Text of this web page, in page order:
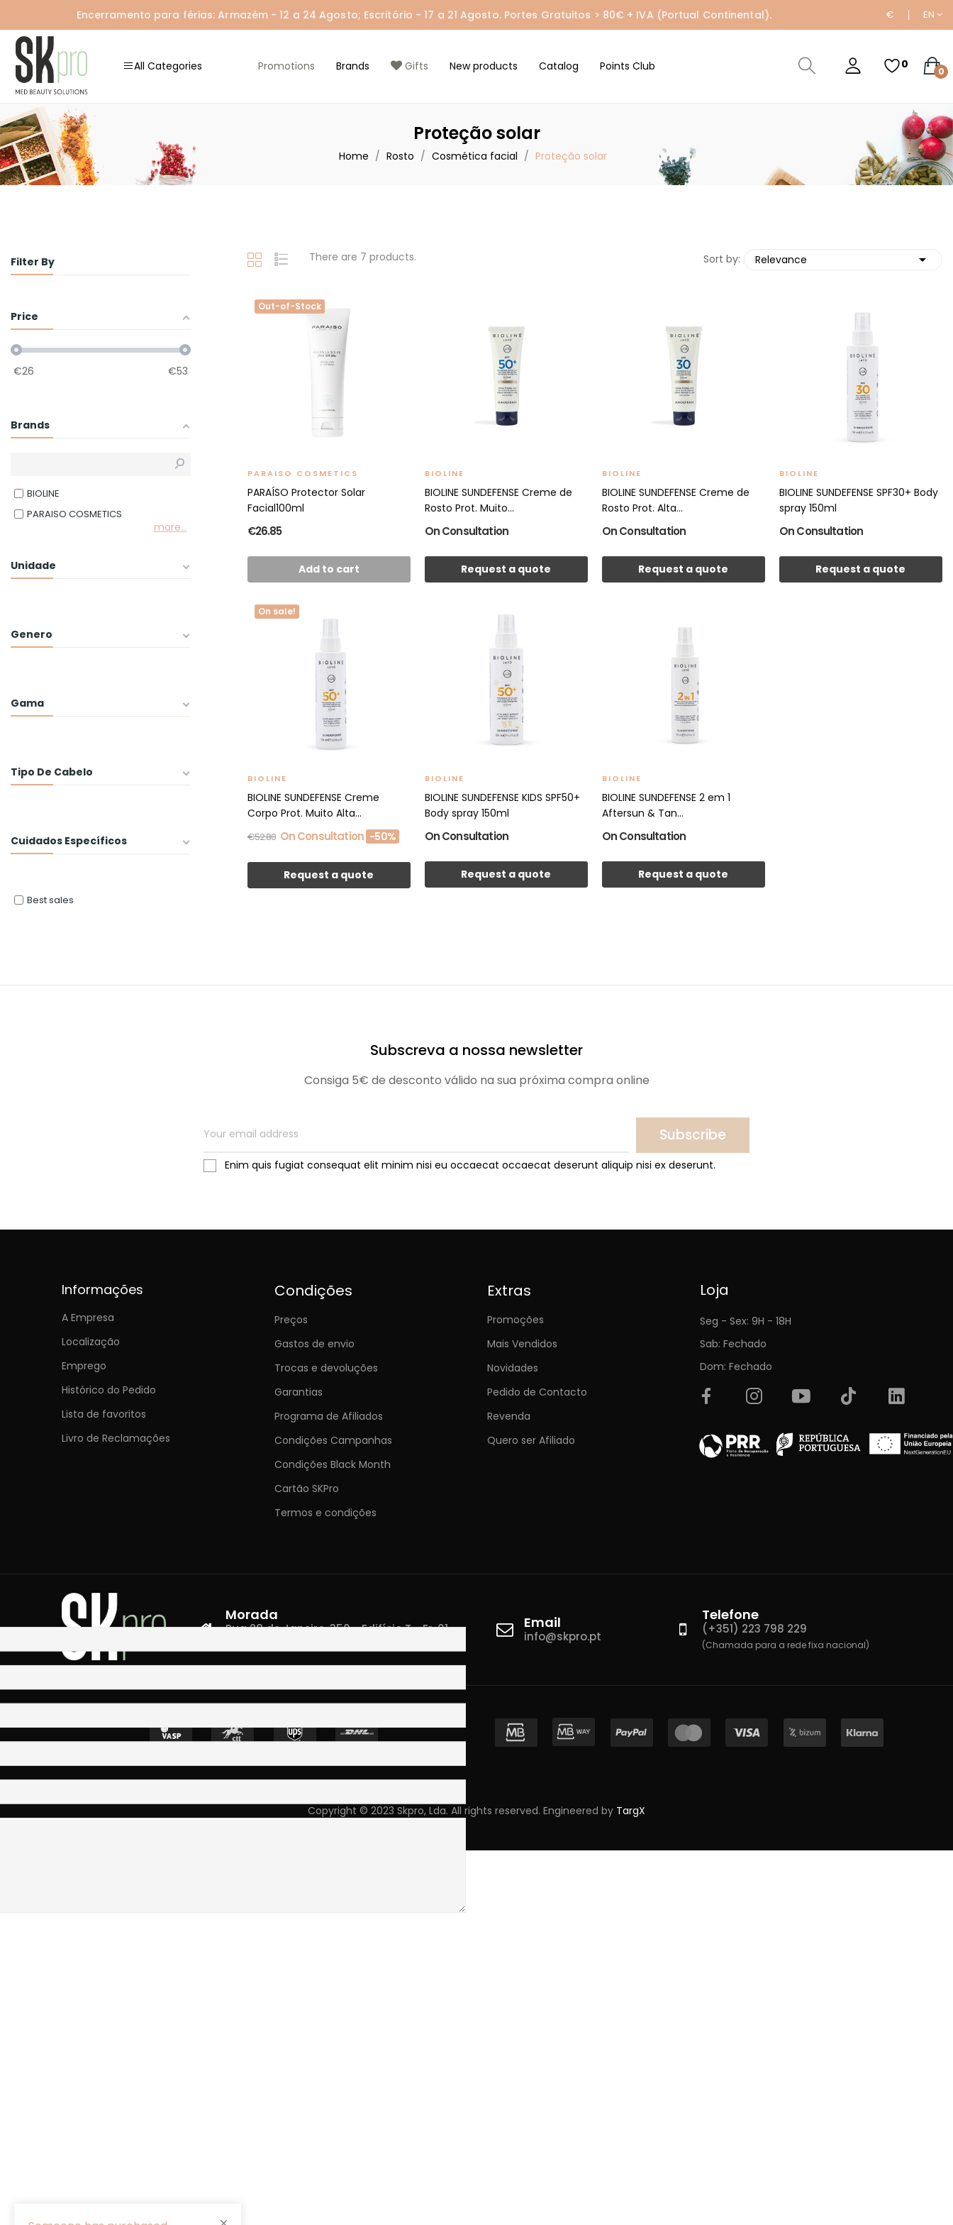
Encerramento para férias: Armazém - 12 a 24 Agosto; Escritório - 17 a 21 Agosto. Portes Gratuitos > 80€ + IVA (Portual Continental). € EN
All Categories Promotions Brands Gifts New products Catalog Points Club 0
0
Proteção solar
Home Rosto Cosmética facial Proteção solar
Filter By
Price
€26 €53
Brands
BIOLINE
PARAISO COSMETICS
more...
Unidade
Genero
Gama
Tipo De Cabelo
Cuidados Específicos
Best sales
There are 7 products. Sort by: Relevance 
Out-of-Stock
PARAISO COSMETICS
PARAÍSO Protector Solar
Facial100ml
€26.85
Add to cart
BIOLINE
BIOLINE SUNDEFENSE Creme de
Rosto Prot. Muito...
On Consultation
Request a quote
BIOLINE
BIOLINE SUNDEFENSE Creme de
Rosto Prot. Alta...
On Consultation
Request a quote
BIOLINE
BIOLINE SUNDEFENSE SPF30+ Body
spray 150ml
On Consultation
Request a quote
On sale!
BIOLINE
BIOLINE SUNDEFENSE Creme
Corpo Prot. Muito Alta...
€52.80 On Consultation -50%
Request a quote
BIOLINE
BIOLINE SUNDEFENSE KIDS SPF50+
Body spray 150ml
On Consultation
Request a quote
BIOLINE
BIOLINE SUNDEFENSE 2 em 1
Aftersun & Tan...
On Consultation
Request a quote
Subscreva a nossa newsletter
Consiga 5€ de desconto válido na sua próxima compra online
Subscribe
Enim quis fugiat consequat elit minim nisi eu occaecat occaecat deserunt aliquip nisi ex deserunt.
Informações
A Empresa
Localização
Emprego
Histórico do Pedido
Lista de favoritos
Livro de Reclamações
Condições
Preços
Gastos de envio
Trocas e devoluções
Garantias
Programa de Afiliados
Condições Campanhas
Condições Black Month
Cartão SKPro
Termos e condições
Extras
Promoções
Mais Vendidos
Novidades
Pedido de Contacto
Revenda
Quero ser Afiliado
Loja
Seg - Sex: 9H - 18H
Sab: Fechado
Dom: Fechado
Morada
Rua 28 de Janeiro, 350 - Edifício T - Fr. 01
Email
info@skpro.pt
Telefone
(+351) 223 798 229
(Chamada para a rede fixa nacional)
Copyright © 2023 Skpro, Lda. All rights reserved. Engineered by TargX